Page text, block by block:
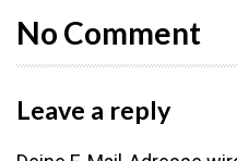
No Comment
Leave a reply